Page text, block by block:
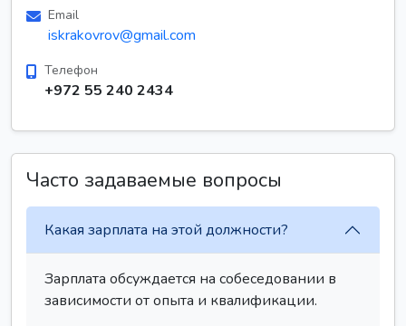
Email
iskrakovrov@gmail.com
Телефон
+972 55 240 2434
Часто задаваемые вопросы
Какая зарплата на этой должности?
Зарплата обсуждается на собеседовании в
зависимости от опыта и квалификации.